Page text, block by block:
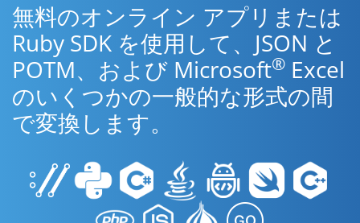
無料のオンライン アプリまたは
Ruby SDK を使用して、JSON と
POTM、および Microsoft® Excel
のいくつかの一般的な形式の間
で変換します。